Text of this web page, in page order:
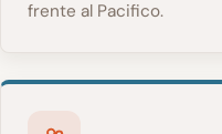
frente al Pacifico.